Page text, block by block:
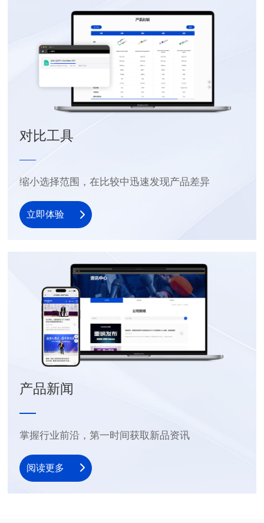
对比工具
缩小选择范围，在比较中迅速发现产品差异
立即体验
产品新闻
掌握行业前沿，第一时间获取新品资讯
阅读更多